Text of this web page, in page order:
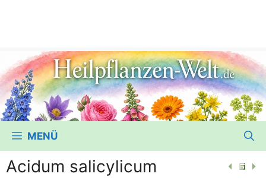
MENÜ
Acidum salicylicum